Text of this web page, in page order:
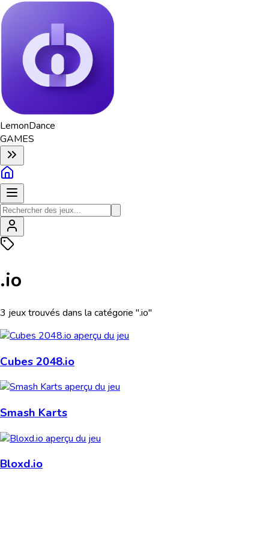
LemonDance
GAMES
.io
3 jeux trouvés dans la catégorie ".io"
Cubes 2048.io
Smash Karts
Bloxd.io